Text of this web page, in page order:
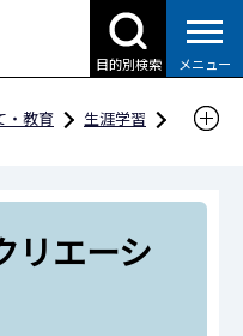
目的別検索 メニュー
・教育
生涯学習
ョン・健康
リエーシ